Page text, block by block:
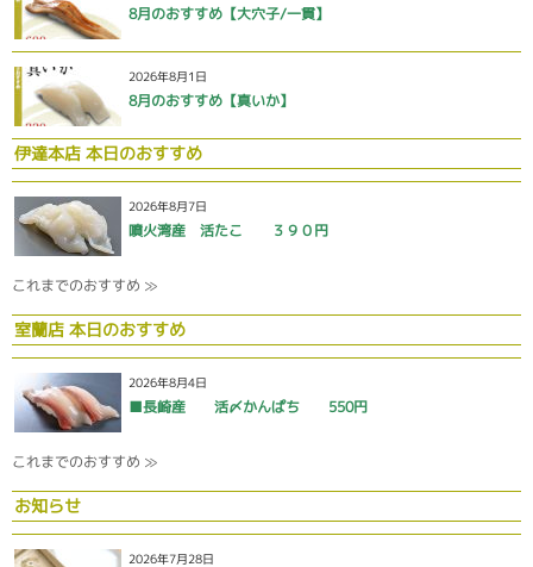
8月のおすすめ【大穴子/一貫】
2026年8月1日
8月のおすすめ【真いか】
伊達本店 本日のおすすめ
2026年8月7日
噴火湾産 活たこ ３９０円
これまでのおすすめ ≫
室蘭店 本日のおすすめ
2026年8月4日
■長崎産 活〆かんぱち 550円
これまでのおすすめ ≫
お知らせ
2026年7月28日